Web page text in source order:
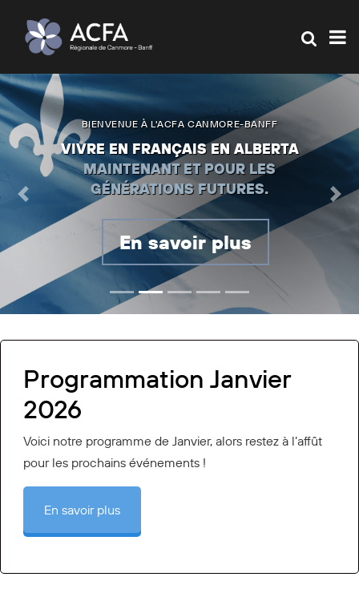
BIENVENUE À L'ACFA CANMORE-BANFF
VIVRE EN FRANÇAIS EN ALBERTA
MAINTENANT ET POUR LES
GÉNÉRATIONS FUTURES.
En savoir plus
Previous
Programmation Janvier
2026
Voici notre programme de Janvier, alors restez à l’affût
pour les prochains événements !
En savoir plus